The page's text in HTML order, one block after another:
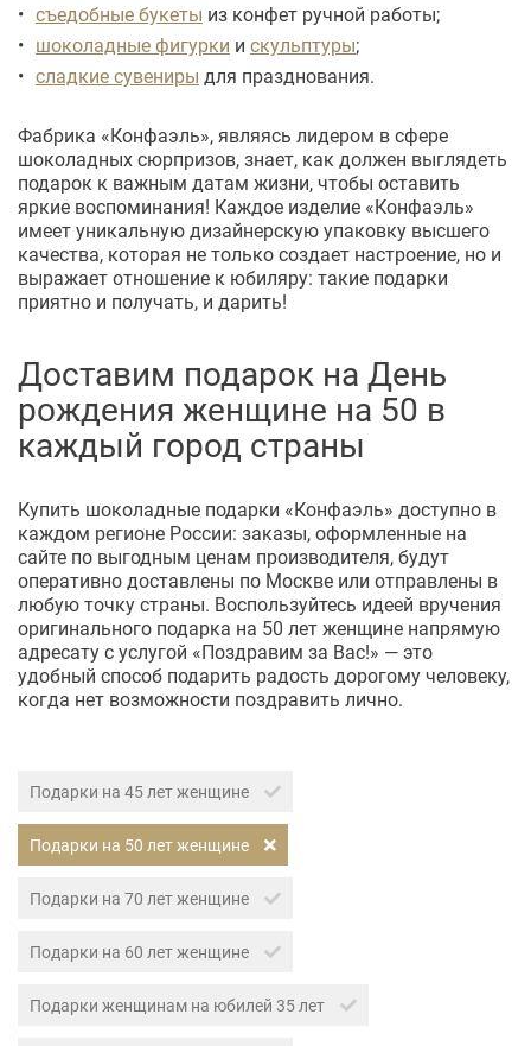
съедобные букеты из конфет ручной работы;
шоколадные фигурки и скульптуры;
сладкие сувениры для празднования.
Фабрика «Конфаэль», являясь лидером в сфере
шоколадных сюрпризов, знает, как должен выглядеть
подарок к важным датам жизни, чтобы оставить
яркие воспоминания! Каждое изделие «Конфаэль»
имеет уникальную дизайнерскую упаковку высшего
качества, которая не только создает настроение, но и
выражает отношение к юбиляру: такие подарки
приятно и получать, и дарить!
Доставим подарок на День
рождения женщине на 50 в
каждый город страны
Купить шоколадные подарки «Конфаэль» доступно в
каждом регионе России: заказы, оформленные на
сайте по выгодным ценам производителя, будут
оперативно доставлены по Москве или отправлены в
любую точку страны. Воспользуйтесь идеей вручения
оригинального подарка на 50 лет женщине напрямую
адресату с услугой «Поздравим за Вас!» — это
удобный способ подарить радость дорогому человеку,
когда нет возможности поздравить лично.
Подарки на 45 лет женщине
Подарки на 50 лет женщине
Подарки на 70 лет женщине
Подарки на 60 лет женщине
Подарки женщинам на юбилей 35 лет